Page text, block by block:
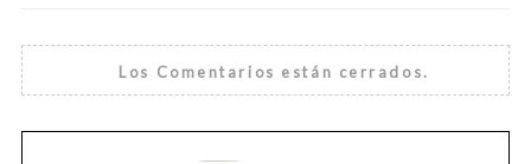
Los Comentarios están cerrados.